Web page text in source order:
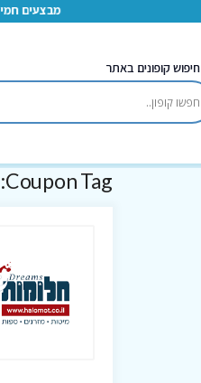
מבצעים חמים
חיפוש קופונים באתר
Coupon Tag: